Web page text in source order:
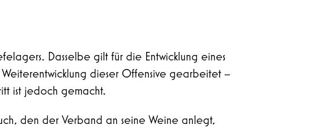
Dasselbe gilt für die Entwicklung eines
dieser Offensive gearbeitet –
ist jedoch gemacht.
den der Verband an seine Weine anlegt,